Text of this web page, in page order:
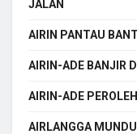
JALAN
AIRIN PANTAU
AIRIN-ADE BANJIR
AIRIN-ADE
AIRLANGGA